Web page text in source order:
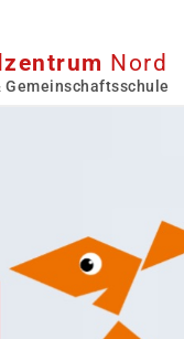
Nord
Gemeinschaftsschule